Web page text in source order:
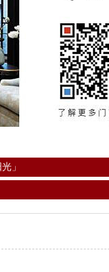
」